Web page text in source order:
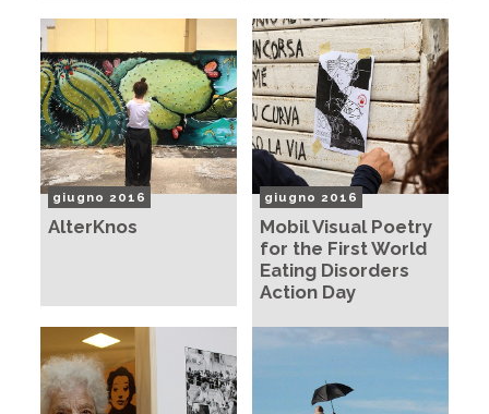
giugno 2016
AlterKnos
giugno 2016
Mobil Visual Poetry
for the First World
Eating Disorders
Action Day